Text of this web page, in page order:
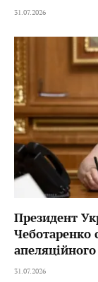
31.07.2026
Президент
Чеботаренко
апеляційного
31.07.2026